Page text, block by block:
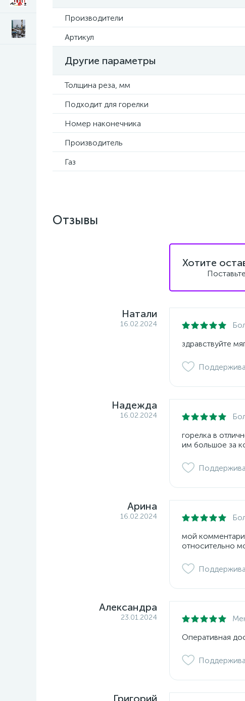
Производители
Артикул
Другие параметры
Толщина реза, мм
Подходит для горелки
Номер наконечника
Производитель
Газ
Отзывы
Хотите
Натали
16.02.2024
здравствуйте
Надежда
16.02.2024
горелка в
им большое за
Арина
16.02.2024
мой
относительно
Александра
23.01.2024
Оперативная
Григорий